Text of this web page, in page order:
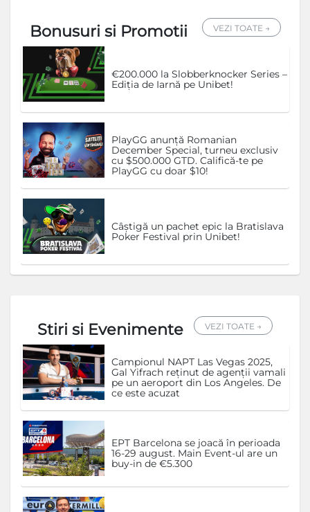
Bonusuri si Promotii VEZI TOATE →
€200.000 la Slobberknocker Series –
Ediția de Iarnă pe Unibet!
PlayGG anunță Romanian
December Special, turneu exclusiv
cu $500.000 GTD. Califică-te pe
PlayGG cu doar $10!
Câștigă un pachet epic la Bratislava
Poker Festival prin Unibet!
Stiri si Evenimente VEZI TOATE →
Campionul NAPT Las Vegas 2025,
Gal Yifrach reținut de agenții vamali
pe un aeroport din Los Angeles. De
ce este acuzat
EPT Barcelona se joacă în perioada
16-29 august. Main Event-ul are un
buy-in de €5.300